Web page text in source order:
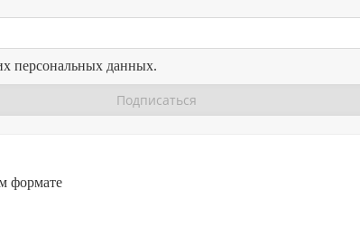
персональных данных.
формате